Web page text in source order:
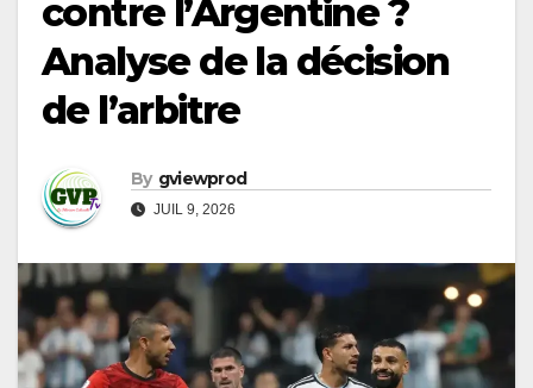
contre l’Argentine ?
Analyse de la décision
de l’arbitre
By gviewprod
JUIL 9, 2026